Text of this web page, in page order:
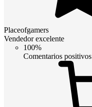
Placeofgamers
Vendedor excelente
100%
Comentarios positivos